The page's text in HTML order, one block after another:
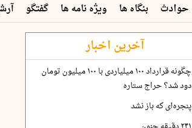
حوادث بنگاه ها ویژه نامه ها گفتگو
آخرین اخبار
چگونه قرارداد ۱۰۰ میلیاردی با ۱۰۰ میلیون تومان
دود شد؟ حراج ستاره
پنجره‌ای که باز نشد